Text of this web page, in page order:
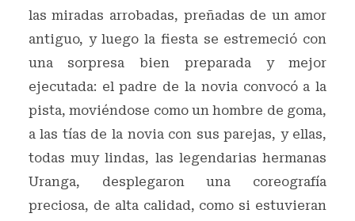
las miradas arrobadas, preñadas de un amor
antiguo, y luego la fiesta se estremeció con
una sorpresa bien preparada y mejor
ejecutada: el padre de la novia convocó a la
pista, moviéndose como un hombre de goma,
a las tías de la novia con sus parejas, y ellas,
todas muy lindas, las legendarias hermanas
Uranga, desplegaron una coreografía
preciosa, de alta calidad, como si estuvieran